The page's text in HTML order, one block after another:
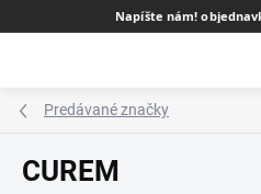
Napíšte nám!
na
Predávané značky
CUREM